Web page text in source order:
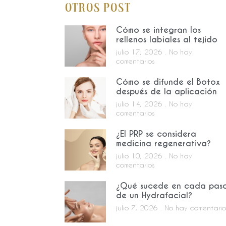
Otros Post
Cómo se integran los
rellenos labiales al tejido
julio 17, 2026
No hay
comentarios
Cómo se difunde el Botox
después de la aplicación
julio 14, 2026
No hay
comentarios
¿El PRP se considera
medicina regenerativa?
julio 10, 2026
No hay
comentarios
¿Qué sucede en cada
de un Hydrafacial?
julio 7, 2026 No hay